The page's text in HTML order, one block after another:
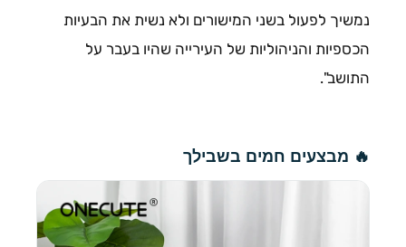
נמשיך לפעול בשני המישורים ולא נשית את הבעיות
הכספיות והניהוליות של העירייה שהיו בעבר על
התושב".
🔥 מבצעים חמים בשבילך